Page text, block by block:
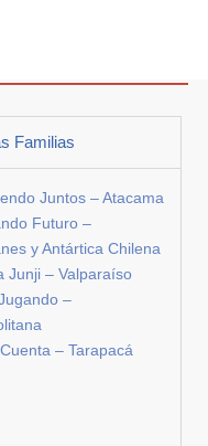
Familias
Juntos – Atacama
Futuro –
y Antártica Chilena
Junji – Valparaíso
–
– Tarapacá